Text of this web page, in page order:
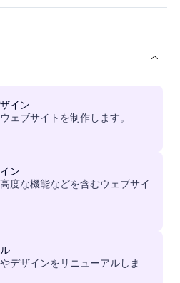
イン
ェブサイトを制作します。
ン
度な機能などを含むウェブサイ
デザインをリニューアルしま